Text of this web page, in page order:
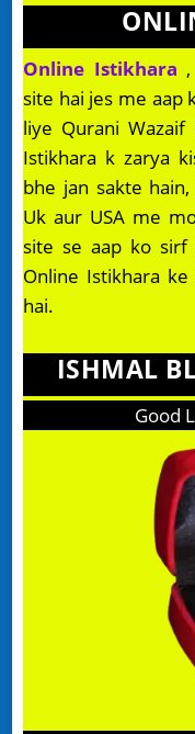
Online Istikhara
site hai jes me aap
liye Qurani
Istikhara k zarya
bhe jan sakte
Uk aur USA me
site se aap ko sirf
Online Istikhara
hai.
ISHMAL
Good